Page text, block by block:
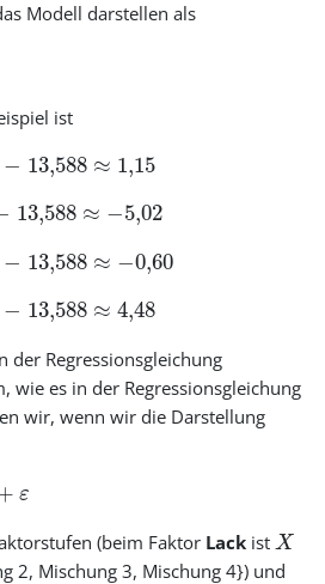
Modell darstellen als
ist
− 13,588 ≈ 1,15
13,588 ≈ −5,02
− 13,588 ≈ −0,60
− 13,588 ≈ 4,48
der Regressionsgleichung
wie es in der Regressionsgleichung
wir, wenn wir die Darstellung
ε
(beim Faktor Lack ist X
2, Mischung 3, Mischung 4}) und